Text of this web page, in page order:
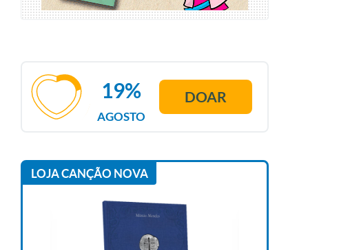
AGOSTO
19% DOAR
LOJA CANÇÃO NOVA